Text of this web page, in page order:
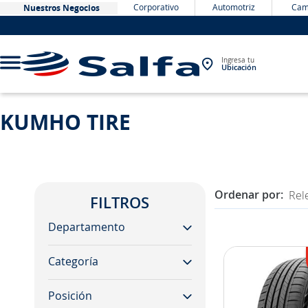
Nuestros Negocios Corporativo Automotriz
Ingresa tu
Ubicación
KUMHO TIRE
FILTROS
Departamento
autos
camiones
Categoría
neumáticos
Posición
TÉRMINOS MÁS BUSCADOS
westlake
.
yokohama
.
chevrolet
jockey
.
john deere